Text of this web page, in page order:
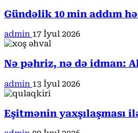
Gündəlik 10 min addım
admin 17 İyul 2026
Nə pəhriz, nə də idman:
admin 13 İyul 2026
Eşitmənin yaxşılaşması